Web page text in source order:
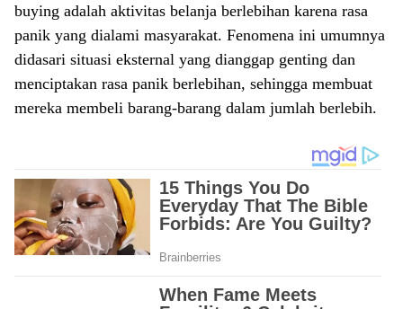
buying adalah aktivitas belanja berlebihan karena rasa
panik yang dialami masyarakat. Fenomena ini umumnya
didasari situasi eksternal yang dianggap genting dan
menciptakan rasa panik berlebihan, sehingga membuat
mereka membeli barang-barang dalam jumlah berlebih.